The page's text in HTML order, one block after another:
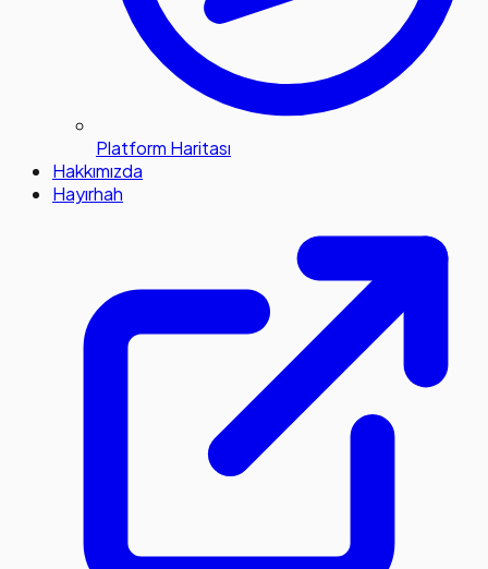
Platform Haritası
Hakkımızda
Hayırhah